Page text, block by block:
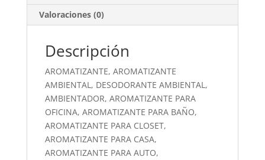
Valoraciones (0)
Descripción
AROMATIZANTE, AROMATIZANTE
AMBIENTAL, DESODORANTE AMBIENTAL,
AMBIENTADOR, AROMATIZANTE PARA
OFICINA, AROMATIZANTE PARA BAÑO,
AROMATIZANTE PARA CLOSET,
AROMATIZANTE PARA CASA,
AROMATIZANTE PARA AUTO,